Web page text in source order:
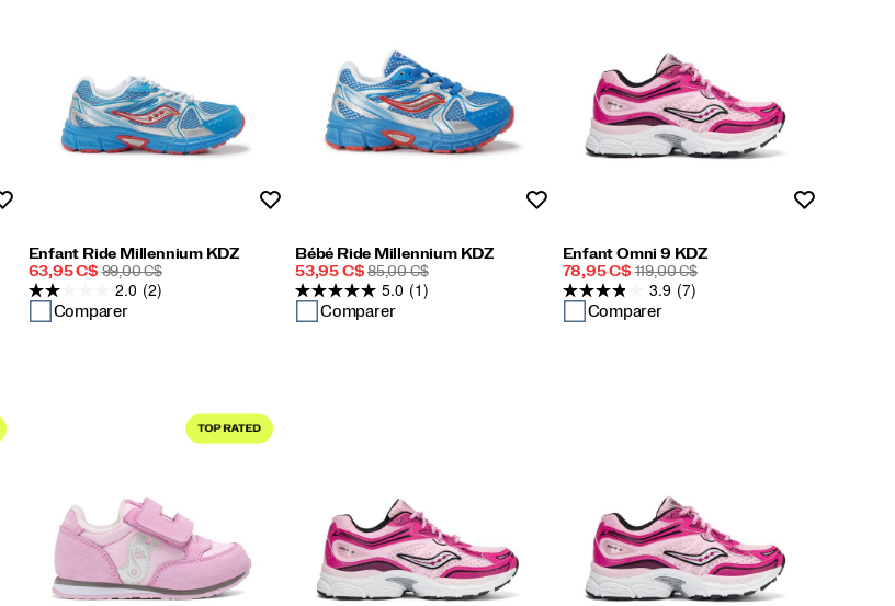
Enfant Ride Millennium KDZ
Prix
soldé
63,95 C$ PRIX
DE
DÉPART
99,00 C$
2.0 (2)
Comparer
Bébé Ride Millennium KDZ
Prix
soldé
53,95 C$ PRIX
DE
DÉPART
85,00 C$
5.0 (1)
Comparer
Enfant Omni 9 KDZ
Prix
soldé
78,95 C$ PRIX
DE
DÉPART
119,00 C$
3.9 (7)
Comparer